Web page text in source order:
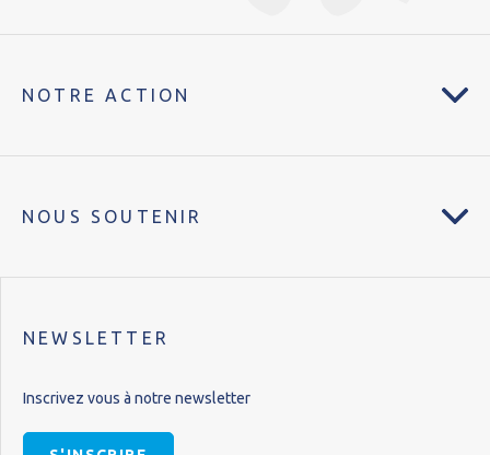
NOTRE ACTION
NOUS SOUTENIR
NEWSLETTER
Inscrivez vous à notre newsletter